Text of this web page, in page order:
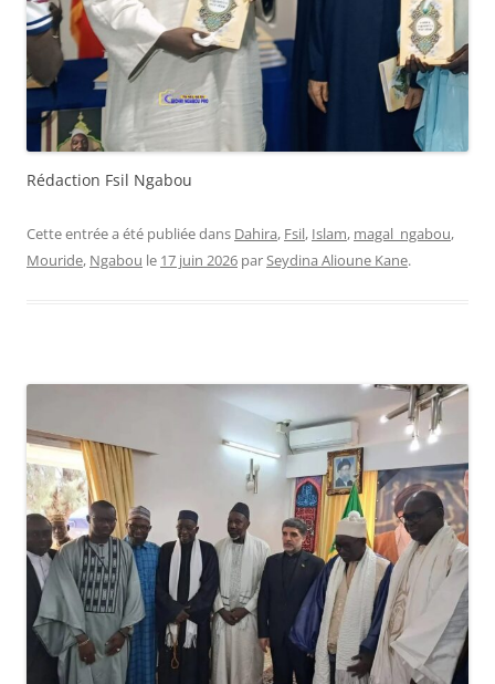
Rédaction Fsil Ngabou
Cette entrée a été publiée dans Dahira, Fsil, Islam, magal_ngabou,
Mouride, Ngabou le 17 juin 2026 par Seydina Alioune Kane.